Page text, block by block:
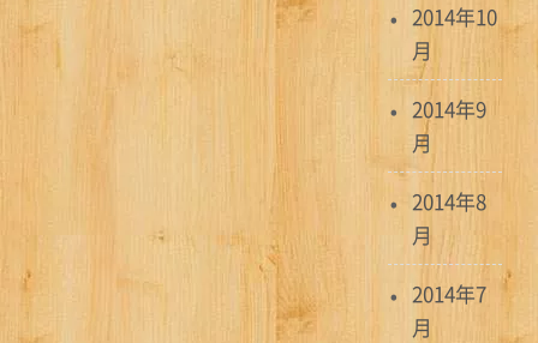
2014年10
月
2014年9
月
2014年8
月
2014年7
月